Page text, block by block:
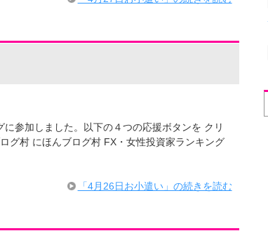
参加しました。以下の４つの応援ボタンを クリ
グ村 にほんブログ村 FX・女性投資家ランキング
「4月26日お小遣い」の続きを読む